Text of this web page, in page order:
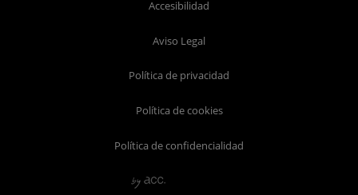
Accesibilidad
Aviso Legal
Política de privacidad
Política de cookies
Política de confidencialidad